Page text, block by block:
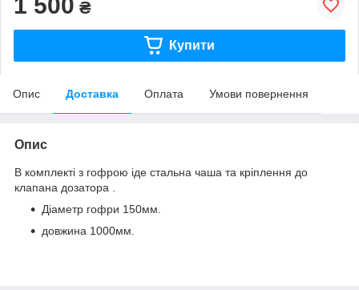
₴
Купити
Опис Доставка Оплата Умови повернення
Опис
В комплекті з гофрою іде стальна чаша та кріплення до
клапана дозатора .
Діаметр гофри 150мм.
довжина 1000мм.